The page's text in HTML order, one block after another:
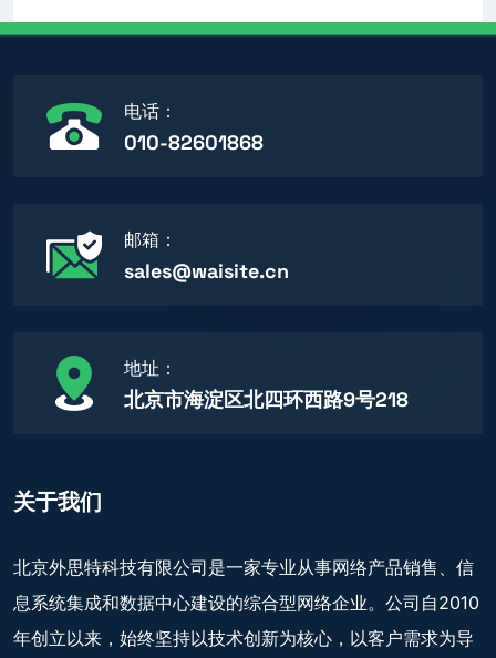
电话：
010-82601868
邮箱：
sales@waisite.cn
地址：
北京市海淀区北四环西路9号218
关于我们
北京外思特科技有限公司是一家专业从事网络产品销售、信
息系统集成和数据中心建设的综合型网络企业。公司自2010
年创立以来，始终坚持以技术创新为核心，以客户需求为导